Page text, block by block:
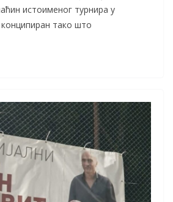
истоименог турнира у
тако што